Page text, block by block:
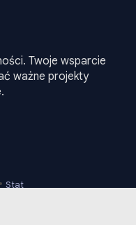
Twoje wsparcie
ważne projekty
• Stat